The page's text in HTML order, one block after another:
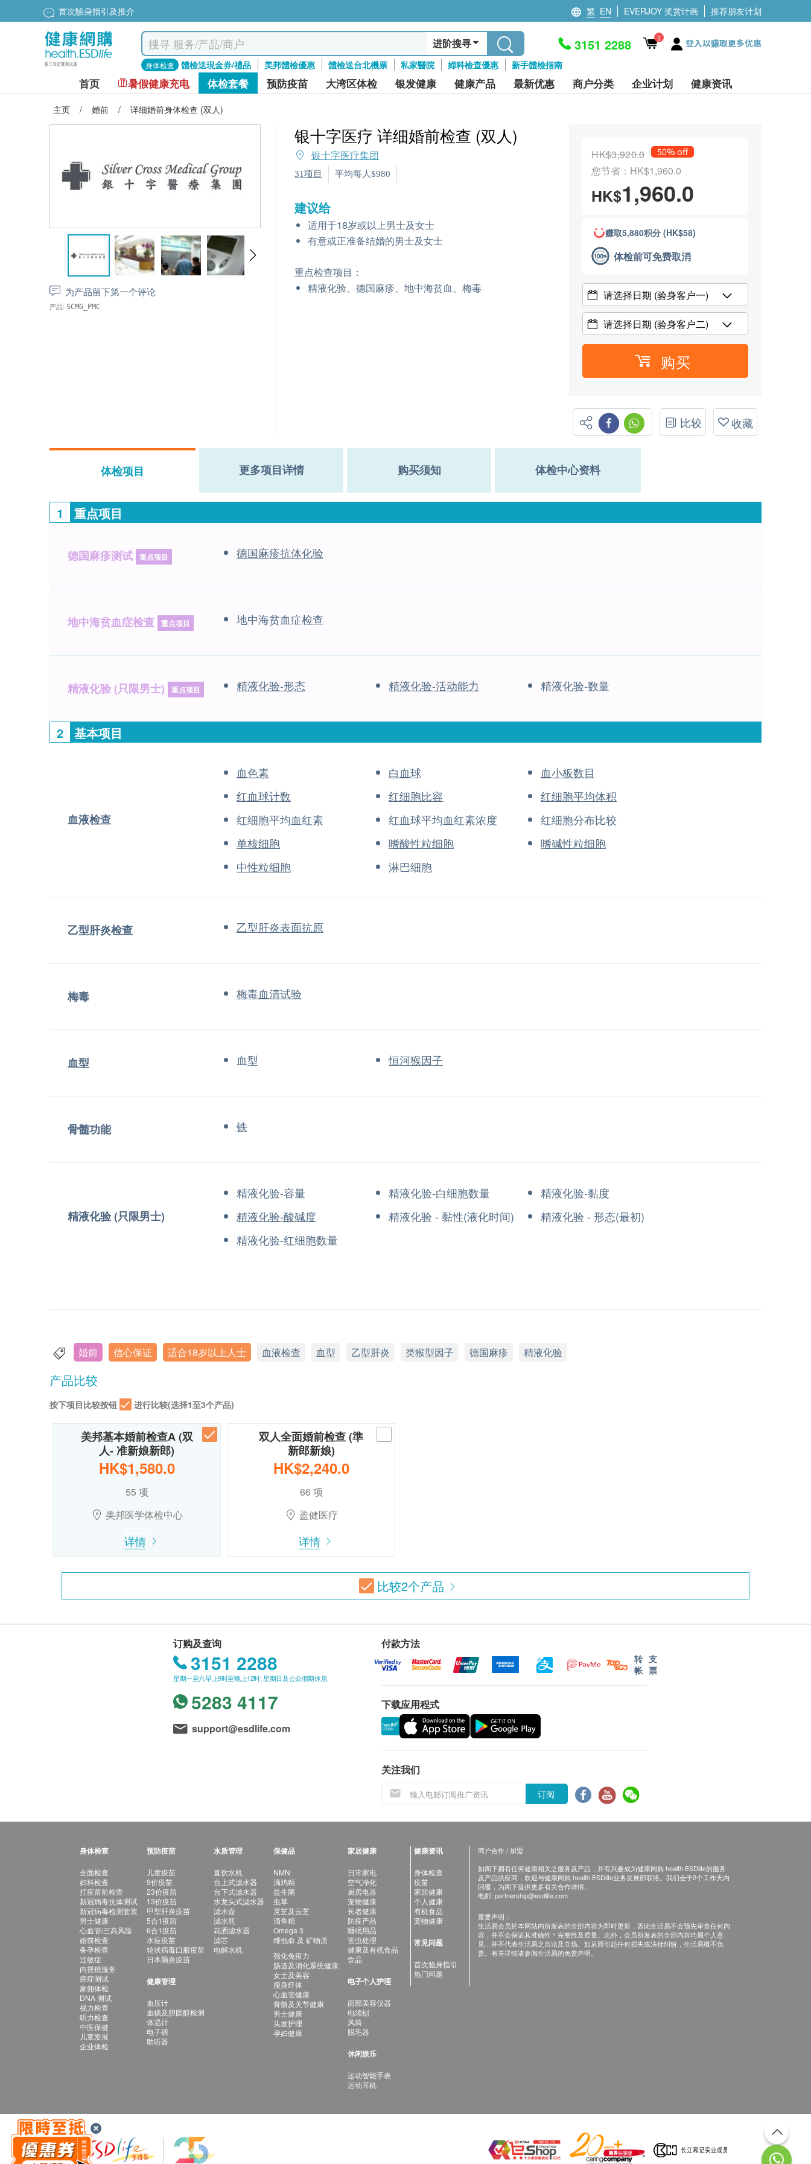
首次驗身指引及推介 繁 EN EVERJOY 奖赏计画 推荐朋友计划
进阶搜寻
身体检查 體檢送現金券/禮品 美邦體檢優惠 體檢送台北機票 私家醫院 婦科檢查優惠 新手體檢指南
3151 2288 1 登入以赚取更多优惠
首页 暑假健康充电 体检套餐 预防疫苗 大湾区体检 银发健康 健康产品 最新优惠 商户分类 企业计划 健康资讯
主页 / 婚前 / 详细婚前身体检查 (双人)
为产品留下第一个评论
产品: SCMG_PMC
银十字医疗 详细婚前检查 (双人)
银十字医疗集团
31项目 平均每人$980
建议给
适用于18岁或以上男士及女士
有意或正准备结婚的男士及女士
重点检查项目：
精液化验、德国麻疹、地中海贫血、梅毒
HK$3,920.0 50% off
您节省：HK$1,960.0
HK$1,960.0
赚取5,880积分 (HK$58)
体检前可免费取消
请选择日期 (验身客户一)
请选择日期 (验身客户二)
购买
比较 收藏
体检项目 更多项目详情 购买须知 体检中心资料
1 重点项目
德国麻疹测试 重点项目 德国麻疹抗体化验
地中海贫血症检查 重点项目 地中海贫血症检查
精液化验 (只限男士) 重点项目 精液化验-形态 精液化验-活动能力 精液化验-数量
2 基本项目
血液检查
血色素 白血球
血小板数目
红血球计数
红细胞比容
红细胞平均体积
红细胞平均血红素
红血球平均血红素浓度
红细胞分布比较
单核细胞
嗜酸性粒细胞
嗜碱性粒细胞
中性粒细胞
淋巴细胞
乙型肝炎检查 乙型肝炎表面抗原
梅毒 梅毒血清试验
血型 血型 恒河猴因子
骨髓功能 铁
精液化验 (只限男士)
精液化验-容量 精液化验-白细胞数量
精液化验-黏度
精液化验-酸碱度
精液化验 - 黏性(液化时间)
精液化验 - 形态(最初)
精液化验-红细胞数量
婚前 信心保证 适合18岁以上人士 血液检查 血型 乙型肝炎 类猴型因子 德国麻疹 精液化验
产品比较
按下项目比较按钮 进行比较(选择1至3个产品)
美邦基本婚前检查A (双
人- 准新娘新郎)
HK$1,580.0
55 项
美邦医学体检中心
详情
双人全面婚前检查 (準
新郎新娘)
HK$2,240.0
66 项
盈健医疗
详情
比较2个产品
订购及查询
3151 2288
星期一至六早上9时至晚上12时; 星期日及公众假期休息
5283 4117
support@esdlife.com
付款方法
转
帐
支
票
下载应用程式
关注我们
订阅
身体检查
全面检查
妇科检查
打疫苗前检查
新冠病毒抗体测试
新冠病毒检测套装
男士健康
心血管/三高风险
婚前检查
备孕检查
过敏症
内视镜服务
癌症测试
家佣体检
DNA 测试
视力检查
听力检查
中医保健
儿童发展
企业体检
预防疫苗
儿童疫苗
9价疫苗
23价疫苗
13价疫苗
甲型肝炎疫苗
5合1疫苗
6合1疫苗
水痘疫苗
轮状病毒口服疫苗
日本脑炎疫苗
健康管理
血压计
血糖及胆固醇检测
体温计
电子磅
助听器
水质管理
直饮水机
台上式滤水器
台下式滤水器
水龙头式滤水器
滤水壶
滤水瓶
花洒滤水器
滤芯
电解水机
保健品
NMN
滴鸡精
益生菌
虫草
灵芝及云芝
滴鱼精
Omega 3
维他命 及 矿物质
强化免疫力
肠道及消化系统健康
女士及美容
瘦身纤体
心血管健康
骨骼及关节健康
男士健康
头发护理
孕妇健康
家居健康
日常家电
空气净化
厨房电器
宠物健康
长者健康
防疫产品
睡眠用品
害虫处理
健康及有机食品
饮品
电子个人护理
面部美容仪器
电须刨
风筒
脱毛器
休闲娱乐
运动智能手表
运动耳机
健康资讯
身体检查
疫苗
家居健康
个人健康
有机食品
宠物健康
常见问题
首次验身指引
热门问题
商户合作 / 加盟
如阁下拥有任何健康相关之服务及产品，并有兴趣成为健康网购 health.ESDlife的服务
及产品供应商，欢迎与健康网购 health.ESDlife业务发展部联络。我们会于2个工作天内
回覆，为阁下提供更多有关合作详情。
电邮: partnership@esdlife.com
重要声明：
生活易会员於本网站内所发表的全部内容为即时更新，因此生活易不会预先审查任何内
容，并不会保证其准确性丶完整性及质量。此外，会员所发表的全部内容均属个人意
见，并不代表生活易之言论及立场。如从而引起任何损失或法律纠纷，生活易概不负
责。有关详情请参阅生活易的免责声明。